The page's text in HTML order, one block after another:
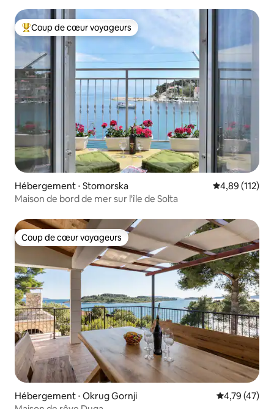
Coups de cœur voyageurs les plus appréciés
Coup de cœur voyageurs
Hébergement ⋅ Stomorska Évaluation
4,89 (112)
Maison de bord de mer sur l'île de Solta
Coup de cœur voyageurs
Coup de cœur voyageurs
Hébergement ⋅ Okrug Gornji Évaluation
4,79 (47)